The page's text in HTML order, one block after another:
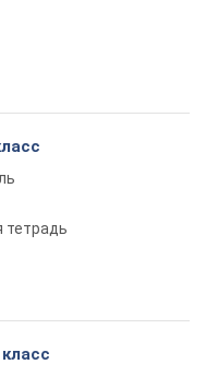
тетрадь